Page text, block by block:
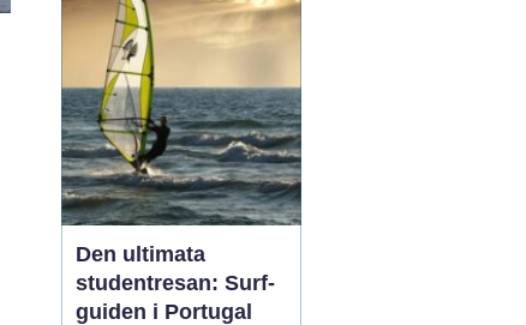
Samtidigt har byn
utvecklats till ett litet
kulinariskt na...
Den ultimata
studentresan: Surf-
guiden i Portugal